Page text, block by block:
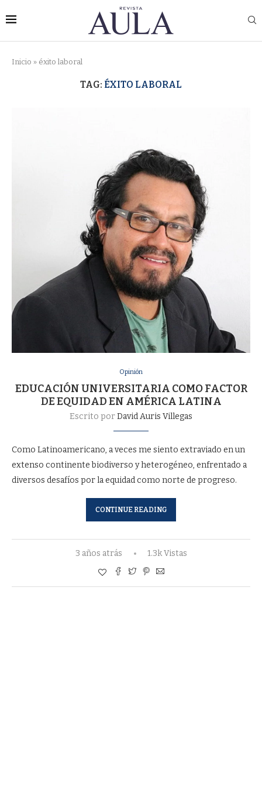
Inicio » éxito laboral
TAG: ÉXITO LABORAL
Opinión
EDUCACIÓN UNIVERSITARIA COMO FACTOR
DE EQUIDAD EN AMÉRICA LATINA
Escrito porDavid Auris Villegas
Como Latinoamericano, a veces me siento extraviado en un
extenso continente biodiverso y heterogéneo, enfrentado a
diversos desafíos por la equidad como norte de progreso.
CONTINUE READING
3 años atrás 1.3k Vistas